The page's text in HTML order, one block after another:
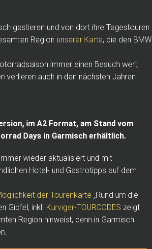
gastieren und von dort ihre Tagestouren
Region unserer Karte, die den BMW
immer einen Besuch wert,
verlieren auch in den nächsten Jahren
im A2 Format, am Stand vom
Days in Garmisch erhältlich.
wieder aktualisiert und mit
Hotel- und Gastrotipps auf dem
der Tourenkarte „Rund um die
Gipfel, inkl. Kurviger-TOURCODES zeigt
Region hinweist, denn in Garmisch